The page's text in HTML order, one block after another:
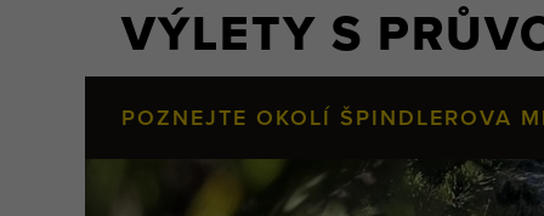
VÝLETY S
POZNEJTE OKOLÍ ŠPINDLEROVA